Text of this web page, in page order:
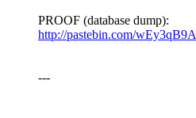
PROOF (database dump):
http://pastebin.com/wEy3qB9A
---